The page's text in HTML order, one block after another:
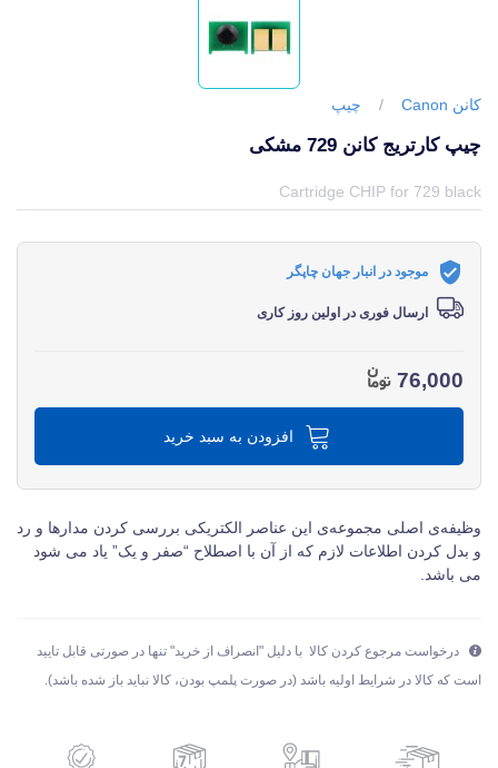
کانن Canon / چیپ
چیپ کارتریج کانن 729 مشکی
Cartridge CHIP for 729 black
موجود در انبار جهان چاپگر
ارسال فوری در اولین روز کاری
76,000
افزودن به سبد خرید
وظیفه‌ی اصلی مجموعه‌ی این عناصر الکتریکی بررسی کردن مدارها و رد
و بدل کردن اطلاعات لازم که از آن با اصطلاح “صفر و یک” یاد می‌ شود
می‌ باشد.
درخواست مرجوع کردن کالا با دلیل "انصراف از خرید" تنها در صورتی قابل تایید
است که کالا در شرایط اولیه باشد (در صورت پلمپ بودن، کالا نباید باز شده باشد).